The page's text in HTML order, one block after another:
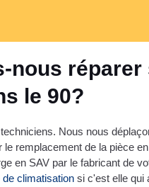
nous réparer
le 90?
Nous nous
remplacement de la pièce
en SAV par le fabricant de
climatisation si c'est elle qui